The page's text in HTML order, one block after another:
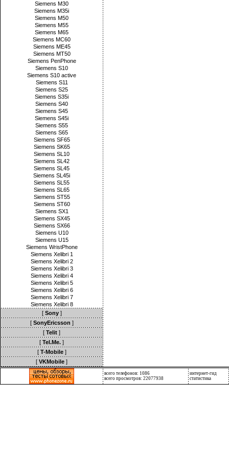
Siemens M30
Siemens M35i
Siemens M50
Siemens M55
Siemens M65
Siemens MC60
Siemens ME45
Siemens MT50
Siemens PenPhone
Siemens S10
Siemens S10 active
Siemens S11
Siemens S25
Siemens S35i
Siemens S40
Siemens S45
Siemens S45i
Siemens S55
Siemens S65
Siemens SF65
Siemens SK65
Siemens SL10
Siemens SL42
Siemens SL45
Siemens SL45i
Siemens SL55
Siemens SL65
Siemens ST55
Siemens ST60
Siemens SX1
Siemens SX45
Siemens SX66
Siemens U10
Siemens U15
Siemens WristPhone
Siemens Xelibri 1
Siemens Xelibri 2
Siemens Xelibri 3
Siemens Xelibri 4
Siemens Xelibri 5
Siemens Xelibri 6
Siemens Xelibri 7
Siemens Xelibri 8
[ Sony]
[ SonyEricsson ]
[ Telit ]
[ Tel.Me. ]
[ T-Mobile]
[ VKMobile ]
всего телефонов: 1086
всего просмотров: 22077938
интернет-гид
статистика